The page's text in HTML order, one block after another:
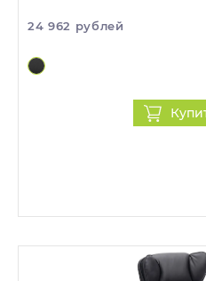
24 962 рублей